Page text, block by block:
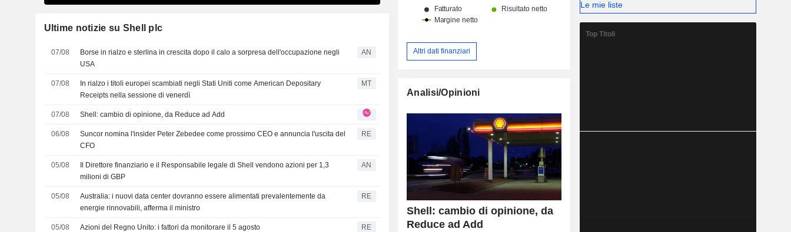
Ultime notizie su Shell plc
07/08
Borse in rialzo e sterlina in crescita dopo il calo a sorpresa dell'occupazione negli
USA
AN
07/08
In rialzo i titoli europei scambiati negli Stati Uniti come American Depositary
Receipts nella sessione di venerdì
MT
07/08 Shell: cambio di opinione, da Reduce ad Add
06/08
Suncor nomina l'insider Peter Zebedee come prossimo CEO e annuncia l'uscita del
CFO
RE
05/08
Il Direttore finanziario e il Responsabile legale di Shell vendono azioni per 1,3
milioni di GBP
AN
05/08
Australia: i nuovi data center dovranno essere alimentati prevalentemente da
energie rinnovabili, afferma il ministro
RE
05/08 Azioni del Regno Unito: i fattori da monitorare il 5 agosto RE
Altri dati finanziari
Analisi/Opinioni
Shell: cambio di opinione, da
Reduce ad Add
Le mie liste
Top Titoli